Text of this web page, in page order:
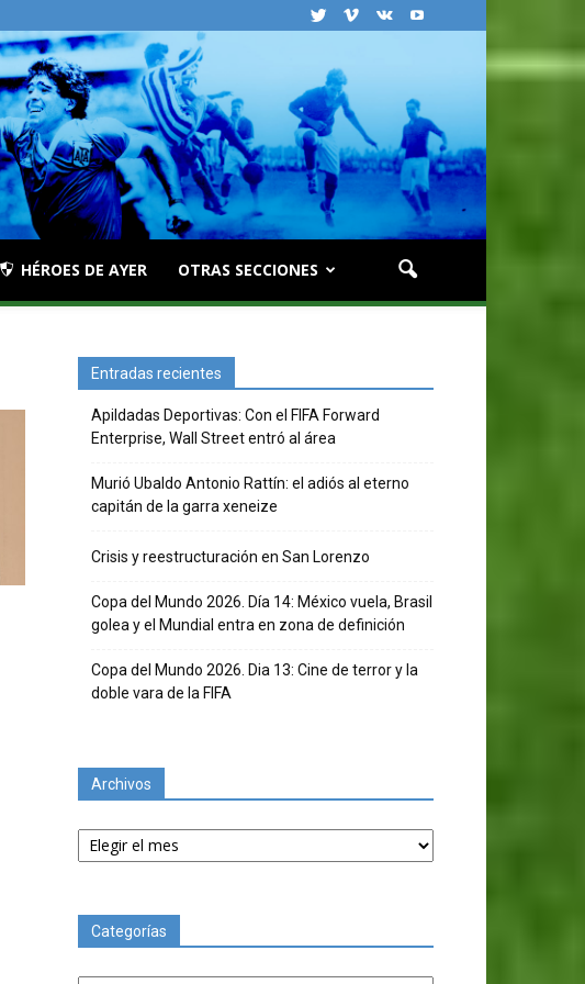
HÉROES DE AYER OTRAS SECCIONES
Entradas recientes
Apildadas Deportivas: Con el FIFA Forward
Enterprise, Wall Street entró al área
Murió Ubaldo Antonio Rattín: el adiós al eterno
capitán de la garra xeneize
Crisis y reestructuración en San Lorenzo
Copa del Mundo 2026. Día 14: México vuela, Brasil
golea y el Mundial entra en zona de definición
Copa del Mundo 2026. Dia 13: Cine de terror y la
doble vara de la FIFA
Archivos
Archivos
Categorías
Categorías